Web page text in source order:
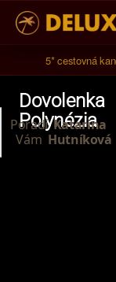
5* cestovná
Dovolenka
Polynézia
Poradí
Vám
Katarina
Hutníková